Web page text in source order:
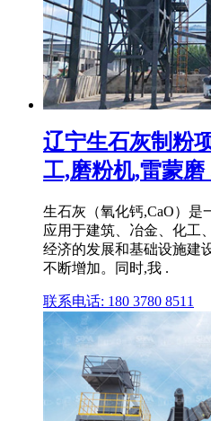
辽宁生石灰制粉
工,磨粉机,雷蒙磨
生石灰（氧化钙,CaO）是
应用于建筑、冶金、化工
经济的发展和基础设施建
不断增加。同时,我 .
联系电话: 180 3780 8511